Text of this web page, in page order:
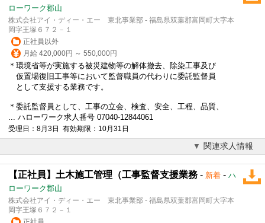
ローワーク郡山
株式会社アイ・ディー・エー 東北事業部 - 福島県双葉郡富岡町大字本
岡字王塚６７２－１
正社員以外
月給 420,000円 ～ 550,000円
＊環境省等が実施する被災建物等の解体撤去、除染工事及び
仮置場復旧工事等において監督職員の代わりに委託監督員
として支援する業務です。
＊委託監督員として、工事の立会、検査、安全、工程、品質、
... ハローワーク求人番号 07040-12844061
受理日：8月3日 有効期限：10月31日
関連求人情報
【正社員】土木施工管理（工事監督支援業務 - 新着 - ハ
ローワーク郡山
株式会社アイ・ディー・エー 東北事業部 - 福島県双葉郡富岡町大字本
岡字王塚６７２－１